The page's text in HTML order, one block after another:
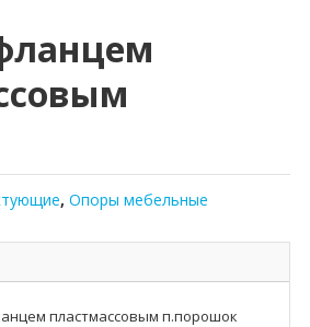
, Опоры мебельные
пластмассовым п.порошок